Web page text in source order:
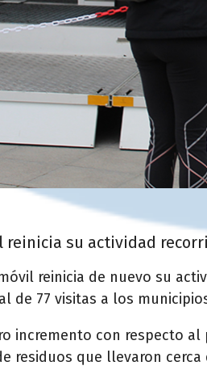
reinicia su actividad
reinicia de nuevo su
de 77 visitas a los
incremento con respecto
residuos que llevaron